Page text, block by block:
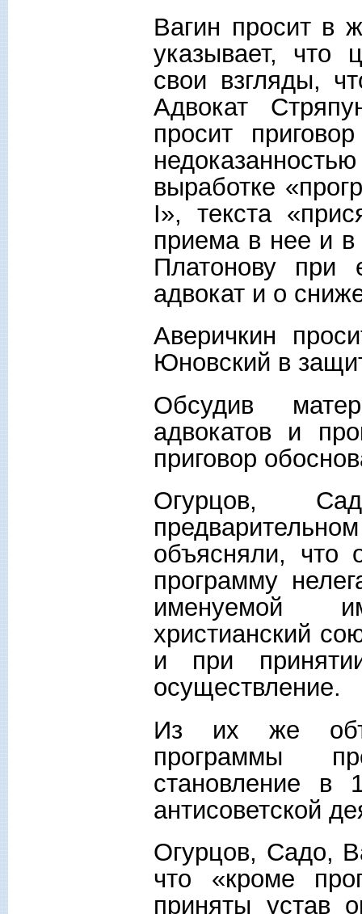
Вагин просит в
указывает, что
свои взгляды,
Адвокат
просит
выработке
I», текста
приема в нее и
Платонову при
адвокат и о
Аверичкин
Юновский в
Обсудив
адвокатов и
приговор
Огурцов,
объясняли, что
программу
именуемой
христианский
и при
осуществление.
Из их же
программы
становление в
антисоветской
Огурцов, Садо,
что «кроме
приняты устав